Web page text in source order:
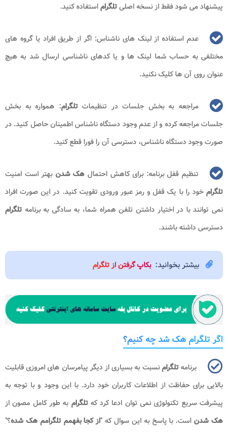
پیشنهاد می شود فقط از نسخه اصلیتلگراماستفاده کنید.
عدم استفاده از لینک های ناشناس: اگر از طریق افراد یا گروه های
مختلفی به حساب شما لینک ها و یا کدهای ناشناسی ارسال شد به هیچ
عنوان روی آن ها کلیک نکنید.
مراجعه به بخش جلسات در تنظیماتتلگرام: همواره به بخش
جلسات مراجعه کرده و از عدم وجود دستگاه ناشناس اطمینان حاصل کنید. در
صورت وجود دستگاه ناشناس، دسترسی آن را فورا قطع کنید.
تنظیم قفل برنامه: برای کاهش احتمال هک شدن بهتر است امنیت
تلگرامخود را با یک قفل و رمز عبور ورودی تقویت کنید. در این صورت افراد
نمی توانند با در اختیار داشتن تلفن همراه شما، به سادگی به برنامه تلگرام
دسترسی داشته باشند.
بیشتر بخوانید: بکاپ گرفتن از تلگرام
اگر تلگرام هک شد چه کنیم؟
برنامهتلگرامنسبت به بسیاری از دیگر پیامرسان های امروزی قابلیت
بالایی برای حفاظت از اطلاعات کاربران خود دارد. با این وجود و با توجه به
پیشرفت سریع تکنولوژی نمی توان ادعا کرد کهتلگرام به طور کامل مصون از
هک شدن است. با پاسخ به این سوال که "از کجا بفهمم تلگرامم هک شده؟"